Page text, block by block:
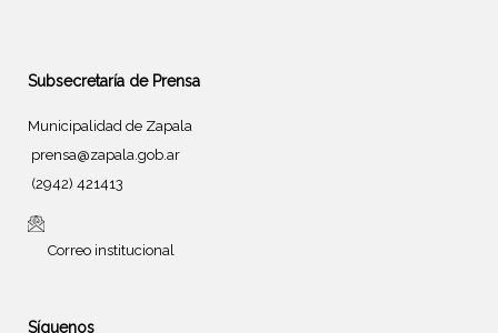
Subsecretaría de Prensa
Municipalidad de Zapala
prensa@zapala.gob.ar
(2942) 421413
Correo institucional
Síguenos